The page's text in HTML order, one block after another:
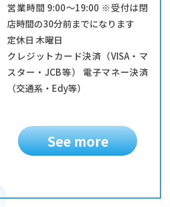
営業時間 9:00～19:00 ※受付は閉
店時間の30分前までになります
定休日 木曜日
クレジットカード決済（VISA・マ
スター・JCB等） 電子マネー決済
（交通系・Edy等）
See more